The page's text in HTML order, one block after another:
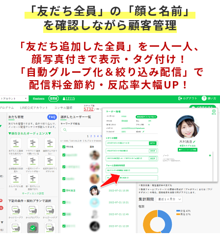
「友だち全員」の「顔と名前」
を確認しながら顧客管理
「友だち追加した全員」を一人一人、
顔写真付きで表示・タグ付け！
「自動グループ化＆絞り込み配信」で
配信料金節約・反応率大幅UP！